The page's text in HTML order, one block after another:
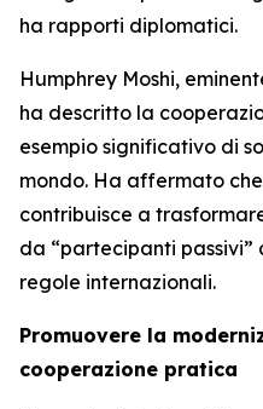
ha rapporti diplomatici.
Humphrey Moshi,
ha descritto la
esempio significativo di
mondo. Ha affermato
contribuisce a
da “partecipanti
regole internazionali.
Promuovere la
cooperazione pratica